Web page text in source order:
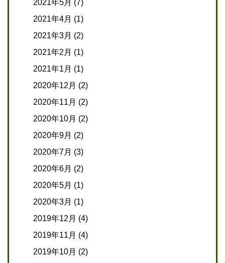
2021年5月 (7)
2021年4月 (1)
2021年3月 (2)
2021年2月 (1)
2021年1月 (1)
2020年12月 (2)
2020年11月 (2)
2020年10月 (2)
2020年9月 (2)
2020年7月 (3)
2020年6月 (2)
2020年5月 (1)
2020年3月 (1)
2019年12月 (4)
2019年11月 (4)
2019年10月 (2)